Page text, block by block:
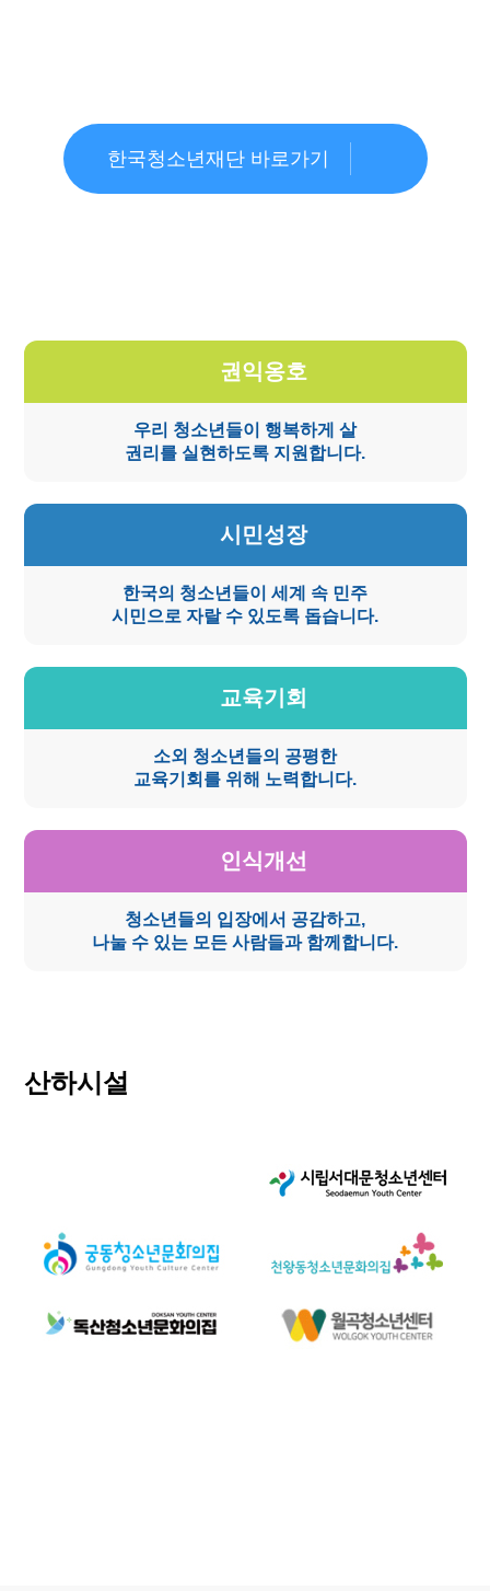
한국청소년재단 바로가기
권익옹호
우리 청소년들이 행복하게 살
권리를 실현하도록 지원합니다.
시민성장
한국의 청소년들이 세계 속 민주
시민으로 자랄 수 있도록 돕습니다.
교육기회
소외 청소년들의 공평한
교육기회를 위해 노력합니다.
인식개선
청소년들의 입장에서 공감하고,
나눌 수 있는 모든 사람들과 함께합니다.
산하시설